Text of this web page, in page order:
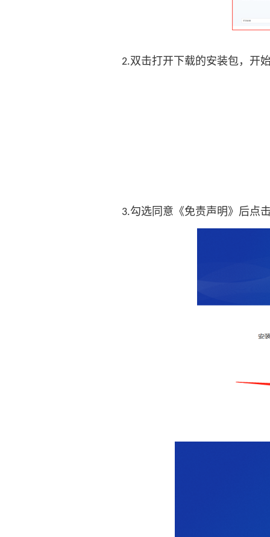
2.双击打开下载的安装包，开
3.勾选同意《免责声明》后点